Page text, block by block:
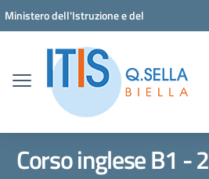
Vai ai contenuti
Vai al menu di navigazione
Vai al footer
Ministero dell'Istruzione e del
Corso inglese B1 - 2